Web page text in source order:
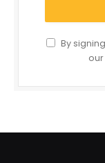
By
our